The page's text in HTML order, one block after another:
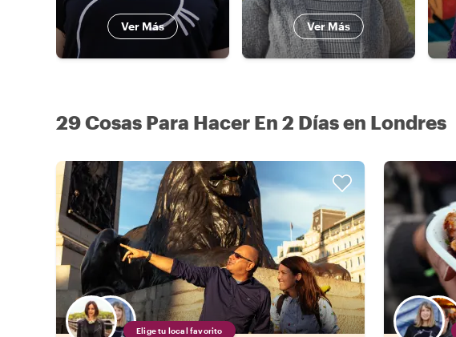
Ver Más Ver Más
29 Cosas Para Hacer En 2 Días en Londres
Elige tu local favorito